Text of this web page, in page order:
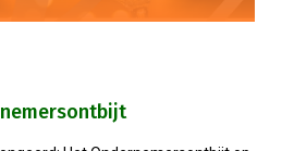
04-2022: ALV + Borrel